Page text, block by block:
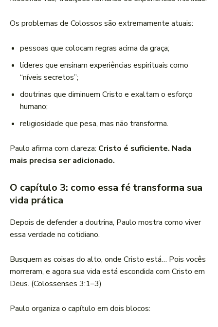
Os problemas de Colossos são extremamente atuais:
pessoas que colocam regras acima da graça;
líderes que ensinam experiências espirituais como
“níveis secretos”;
doutrinas que diminuem Cristo e exaltam o esforço
humano;
religiosidade que pesa, mas não transforma.
Paulo afirma com clareza: Cristo é suficiente. Nada
mais precisa ser adicionado.
O capítulo 3: como essa fé transforma sua
vida prática
Depois de defender a doutrina, Paulo mostra como viver
essa verdade no cotidiano.
Busquem as coisas do alto, onde Cristo está… Pois vocês
morreram, e agora sua vida está escondida com Cristo em
Deus. (Colossenses 3:1–3)
Paulo organiza o capítulo em dois blocos: